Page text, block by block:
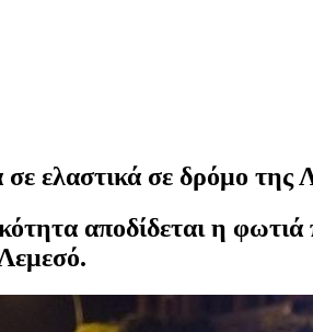
ελαστικά σε δρόμο της
αποδίδεται η